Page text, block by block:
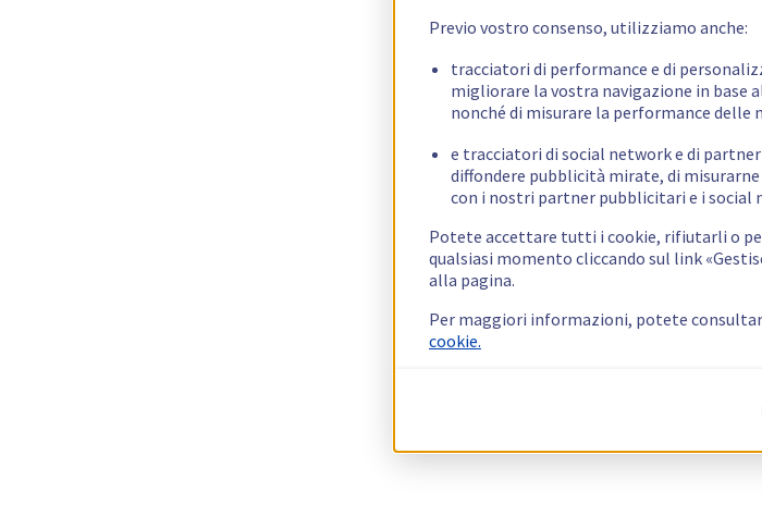
Previo vostro consenso, utilizziamo anche:
tracciatori di performance e di
migliorare la vostra navigazione in base
nonché di misurare la performance delle
e tracciatori di social network e di
diffondere pubblicità mirate, di
con i nostri partner pubblicitari e i social
Potete accettare tutti i cookie, rifiutarli o
qualsiasi momento cliccando sul link
alla pagina.
Per maggiori informazioni, potete
cookie.